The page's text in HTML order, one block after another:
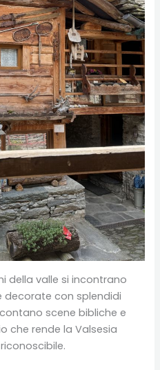
della valle si incontrano
decorate con splendidi
scene bibliche e
che rende la Valsesia